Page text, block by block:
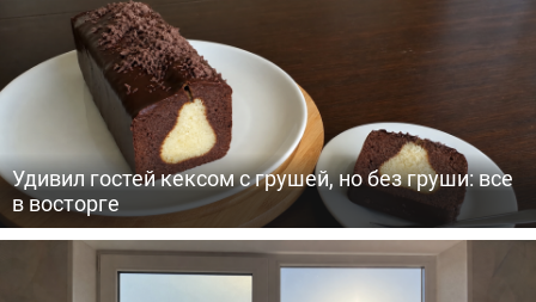
Удивил гостей кексом с грушей, но без груши: все
в восторге